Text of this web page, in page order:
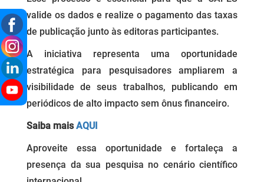
valide os dados e realize o pagamento das taxas
de publicação junto às editoras participantes.
A iniciativa representa uma oportunidade
estratégica para pesquisadores ampliarem a
visibilidade de seus trabalhos, publicando em
periódicos de alto impacto sem ônus financeiro.
Saiba maisAQUI
Aproveite essa oportunidade e fortaleça a
presença da sua pesquisa no cenário científico